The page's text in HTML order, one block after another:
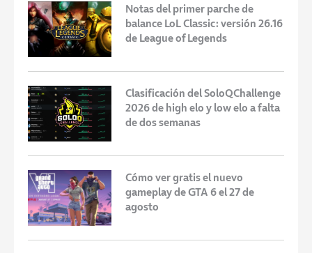
Notas del primer parche de
balance LoL Classic: versión 26.16
de League of Legends
Clasificación del SoloQChallenge
2026 de high elo y low elo a falta
de dos semanas
Cómo ver gratis el nuevo
gameplay de GTA 6 el 27 de
agosto